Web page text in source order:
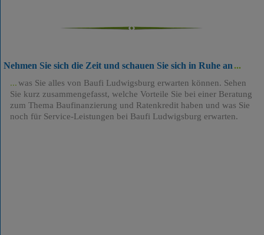
Nehmen Sie sich die Zeit und schauen Sie sich in Ruhe an
was Sie alles von Baufi Ludwigsburg erwarten können. Sehen
Sie kurz zusammengefasst, welche Vorteile Sie bei einer Beratung
zum Thema Baufinanzierung und Ratenkredit haben und was Sie
noch für Service-Leistungen bei Baufi Ludwigsburg erwarten.